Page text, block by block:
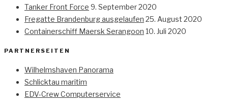
Tanker Front Force 9. September 2020
Fregatte Brandenburg ausgelaufen 25. August 2020
Containerschiff Maersk Serangoon 10. Juli 2020
PARTNERSEITEN
Wilhelmshaven Panorama
Schlicktau maritim
EDV-Crew Computerservice